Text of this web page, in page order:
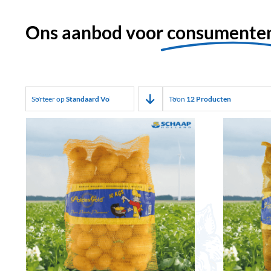
Ons aanbod voor
Sorteer opStandaard Volgorde Toon 12 Producten